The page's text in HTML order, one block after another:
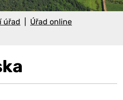
úřad
Úřad online